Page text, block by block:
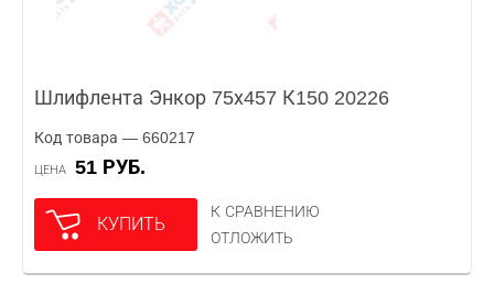
Шлифлента Энкор 75х457 К150 20226
Код товара — 660217
ЦЕНА 51 РУБ.
КУПИТЬ
К СРАВНЕНИЮ
ОТЛОЖИТЬ